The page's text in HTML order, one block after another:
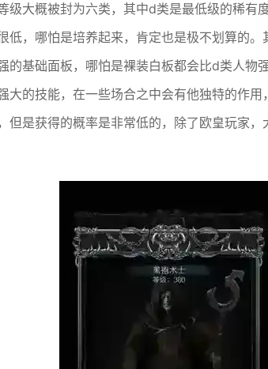
级大概被封为六类，其中d类是最低级的稀有
低，哪怕是培养起来，肯定也是极不划算的
的基础面板，哪怕是裸装白板都会比d类人物
大的技能，在一些场合之中会有他独特的作
但是获得的概率是非常低的，除了欧皇玩家